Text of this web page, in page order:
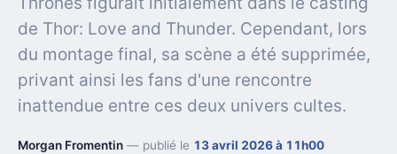
de Thor: Love and Thunder. Cependant, lors
du montage final, sa scène a été supprimée,
privant ainsi les fans d'une rencontre
inattendue entre ces deux univers cultes.
Morgan Fromentin — publié le 13 avril 2026 à 11h00